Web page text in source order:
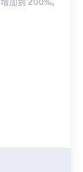
加到 200%。